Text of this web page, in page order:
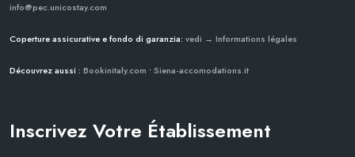
info@pec.unicostay.com
Coperture assicurative e fondo di garanzia: vedi → Informations légales
Découvrez aussi : Bookinitaly.com • Siena-accomodations.it
Inscrivez Votre Établissement